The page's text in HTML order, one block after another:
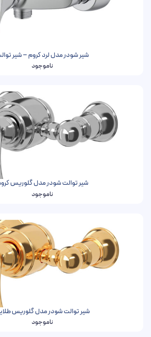
شیر شودر مدل لرد کروم – شیر توالت
ناموجود
شیر توالت شودر مدل گلوریس کروم
ناموجود
شیر توالت شودر مدل گلوریس طلایی
ناموجود